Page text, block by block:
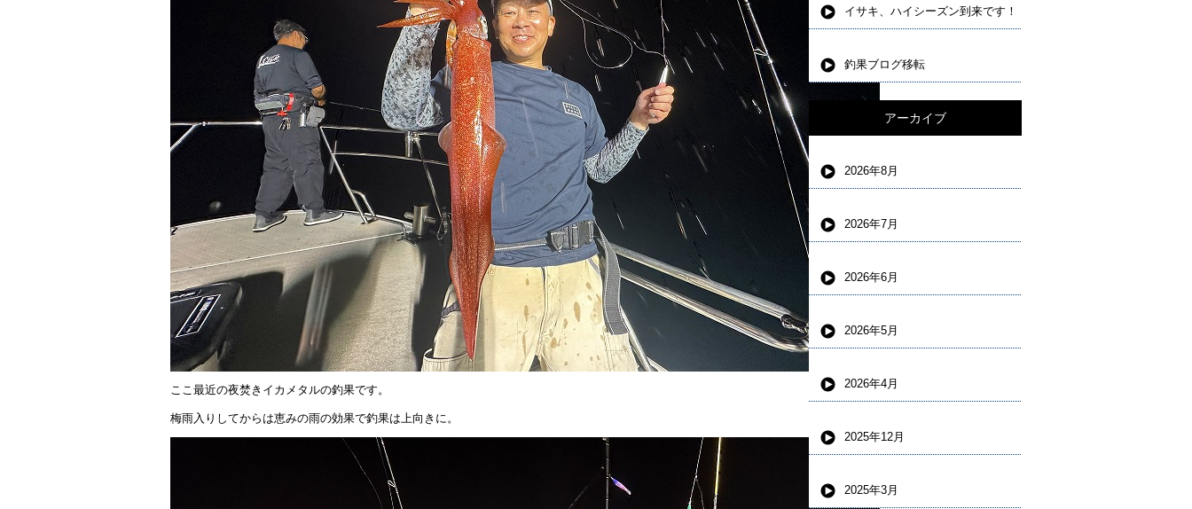
ここ最近の夜焚きイカメタルの釣果です。
梅雨入りしてからは恵みの雨の効果で釣果は上向きに。
イサキ、ハイシーズン到来です！
釣果ブログ移転
アーカイブ
2026年8月
2026年7月
2026年6月
2026年5月
2026年4月
2025年12月
2025年3月